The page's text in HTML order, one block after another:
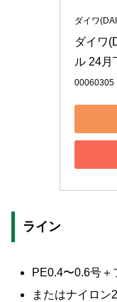
ダイワ
ダイワ
ル 24月
00060305
ライン
PE0.4〜0.6号＋
またはナイロン